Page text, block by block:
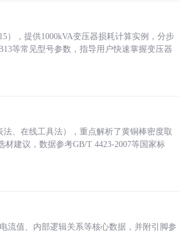
），提供1000kVA变压器损耗计算实例，分步
等常见型号参数，指导用户快速掌握变压器
、在线工具法），重点解析了黄铜棒密度取
建议，数据参考GB/T 4423-2007等国家标
流值、内部逻辑关系等核心数据，并附引脚参